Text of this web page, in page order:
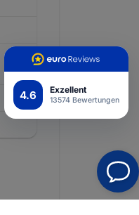
4.6 Exzellent
13574 Bewertungen